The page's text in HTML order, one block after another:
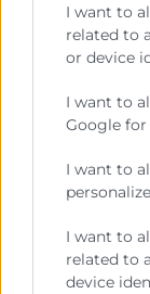
I want to
related to
or device
I want to
Google
I want to
I want to
related to
device
Este curso
necesidades
mercado.
En el apartado
más
continuidad a